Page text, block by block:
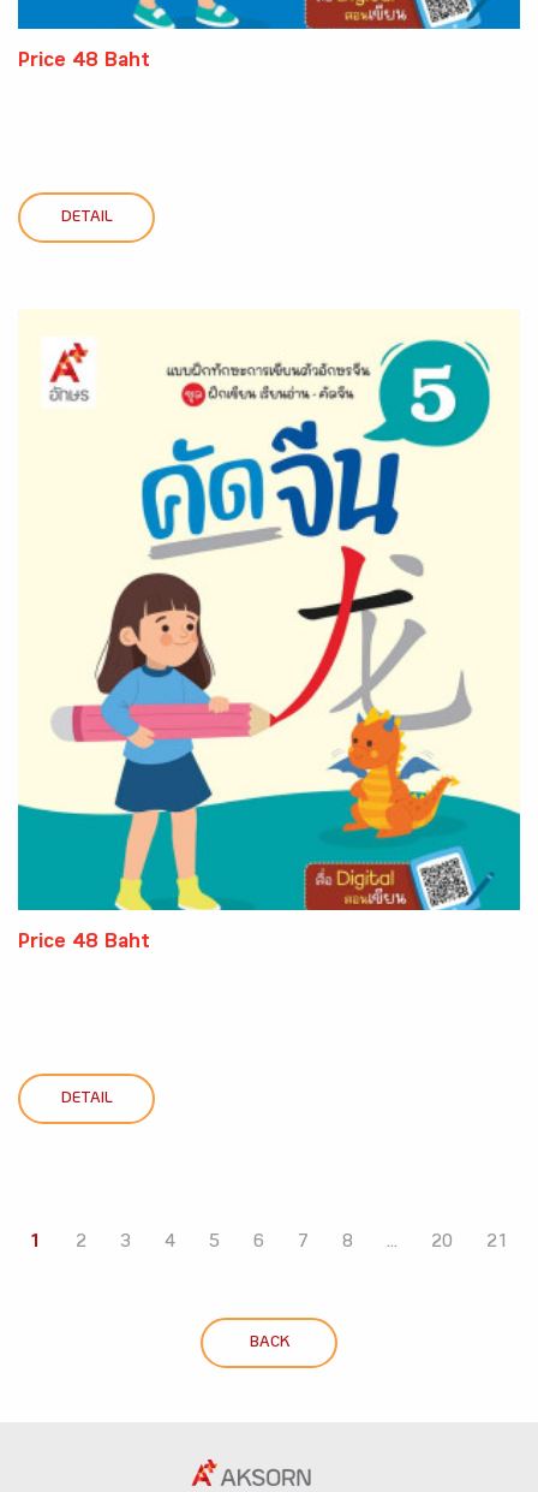
Price 48 Baht
DETAIL
Price 48 Baht
DETAIL
1 2 3 4 5 6 7 8 ... 20 21
BACK